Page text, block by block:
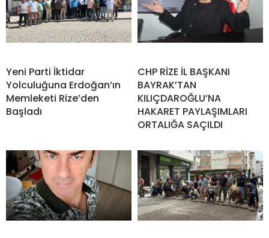
Yeni Parti İktidar
Yolculuğuna Erdoğan’ın
Memleketi Rize’den
Başladı
CHP RİZE İL BAŞKANI
BAYRAK’TAN
KILIÇDAROĞLU’NA
HAKARET PAYLAŞIMLARI
ORTALIĞA SAÇILDI